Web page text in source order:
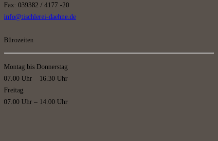
Fax: 039382 / 4177 -20
info@tischlerei-daehne.de
Bürozeiten
Montag bis Donnerstag
07.00 Uhr – 16.30 Uhr
Freitag
07.00 Uhr – 14.00 Uhr